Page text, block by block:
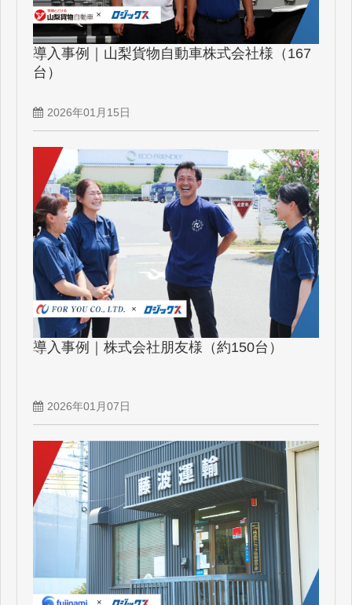
導入事例｜山梨貨物自動車株式会社様（167
台）
2026年01月15日
導入事例｜株式会社朋友様（約150台）
2026年01月07日